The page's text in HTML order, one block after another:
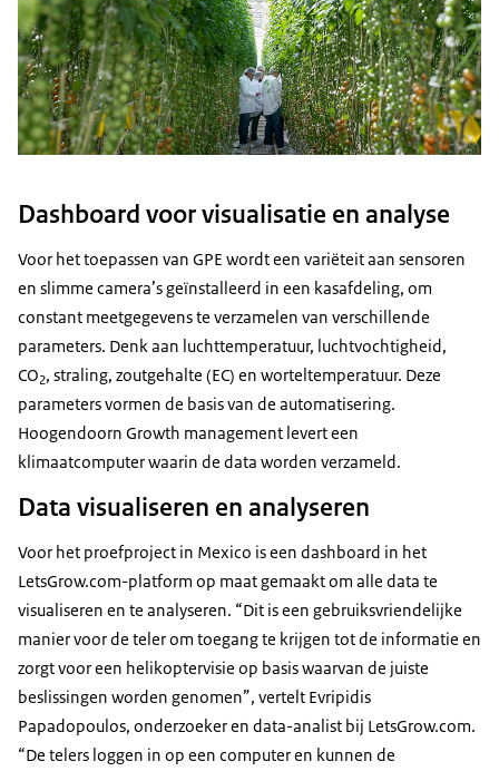
Dashboard voor visualisatie en analyse
Voor het toepassen van GPE wordt een variëteit aan sensoren
en slimme camera’s geïnstalleerd in een kasafdeling, om
constant meetgegevens te verzamelen van verschillende
parameters. Denk aan luchttemperatuur, luchtvochtigheid,
CO2, straling, zoutgehalte (EC) en worteltemperatuur. Deze
parameters vormen de basis van de automatisering.
Hoogendoorn Growth management levert een
klimaatcomputer waarin de data worden verzameld.
Data visualiseren en analyseren
Voor het proefproject in Mexico is een dashboard in het
LetsGrow.com-platform op maat gemaakt om alle data te
visualiseren en te analyseren. “Dit is een gebruiksvriendelijke
manier voor de teler om toegang te krijgen tot de informatie en
zorgt voor een helikoptervisie op basis waarvan de juiste
beslissingen worden genomen”, vertelt Evripidis
Papadopoulos, onderzoeker en data-analist bij LetsGrow.com.
“De telers loggen in op een computer en kunnen de